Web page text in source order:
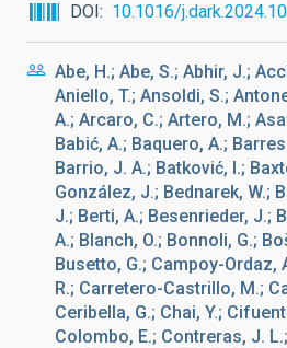
DOI
10.1016/
Abe, H.; Abe, S.; Abhir, J.;
Aniello, T.; Ansoldi, S.;
A.; Arcaro, C.; Artero, M.;
Babić, A.; Baquero, A.;
Barrio, J. A.; Batković, I.;
González, J.; Bednarek, W.;
J.; Berti, A.; Besenrieder, J.;
A.; Blanch, O.; Bonnoli, G.;
Busetto, G.; Campoy-Ordaz,
R.; Carretero-Castrillo, M.;
Ceribella, G.; Chai, Y.;
Colombo, E.; Contreras, J.